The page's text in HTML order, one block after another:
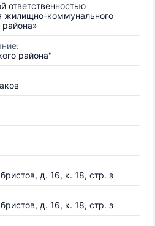
ответственностью
жилищно-коммунального
района»
района"
д. 16, к. 18, стр. з
д. 16, к. 18, стр. з